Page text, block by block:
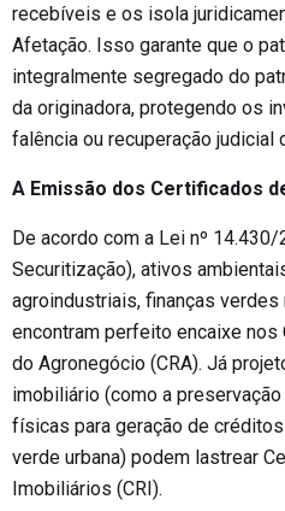
recebíveis e os isola
Afetação. Isso garante que o
integralmente segregado do
da originadora, protegendo os
falência ou recuperação judicial
A Emissão dos Certificados
De acordo com a Lei nº
Securitização), ativos
agroindustriais, finanças
encontram perfeito encaixe
do Agronegócio (CRA). Já
imobiliário (como a
físicas para geração de
verde urbana) podem lastrear
Imobiliários (CRI).